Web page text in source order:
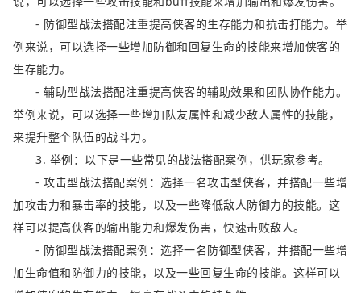
- 防御型战法搭配注重提高侠客的生存能力和抗击打能力。举
例来说，可以选择一些增加防御和回复生命的技能来增加侠客的
生存能力。
- 辅助型战法搭配注重提高侠客的辅助效果和团队协作能力。
举例来说，可以选择一些增加队友属性和减少敌人属性的技能，
来提升整个队伍的战斗力。
3. 举例：以下是一些常见的战法搭配案例，供玩家参考。
- 攻击型战法搭配案例：选择一名攻击型侠客，并搭配一些增
加攻击力和暴击率的技能，以及一些降低敌人防御力的技能。这
样可以提高侠客的输出能力和爆发伤害，快速击败敌人。
- 防御型战法搭配案例：选择一名防御型侠客，并搭配一些增
加生命值和防御力的技能，以及一些回复生命的技能。这样可以